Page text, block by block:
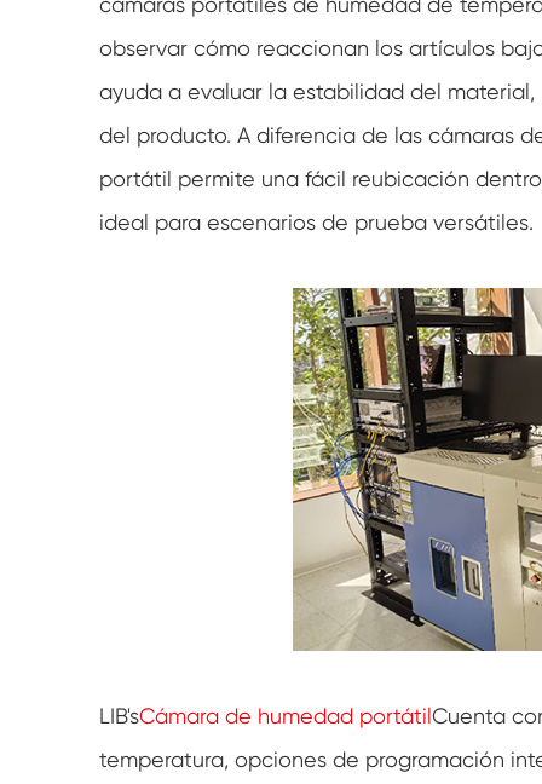
observar cómo reaccionan los artículos
ayuda a evaluar la estabilidad del
del producto. A diferencia de las cámaras
portátil permite una fácil reubicación
ideal para escenarios de prueba versátiles.
LIB'sCámara de humedad portátilCuenta
temperatura, opciones de programación